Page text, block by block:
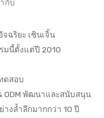
ฉริยะ เซินเจิ้น
มนี้ตั้งแต่ปี 2010
ดสอบ
ODM พัฒนาและสนับสนุน
งล้ำลึกมากกว่า 10 ปี